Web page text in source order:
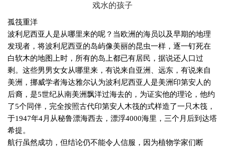
戏水的孩子
孤筏重洋
波利尼西亚人是从哪里来的呢？当欧洲的海员以及早期的地理
发现者，将波利尼西亚的岛屿像美丽的昆虫一样，逐一钉死在
白软木的地图上时，所有的岛上都已有居民，据说还人口过
剩。这些男男女女从哪里来，有说来自亚洲、远东，有说来自
美洲，挪威学者海达雅尔认为波利尼西亚人是美洲印第安人的
后裔，是5世纪从南美洲飘洋过海去的，为证实他的理论，他约
了5个同伴，完全按照古代印第安人木筏的式样造了一只木筏，
于1947年4月从秘鲁漂海西去，漂浮4000海里，三个月后到达塔
希提。
航行虽然成功，但结论仍不能令人信服，因为植物学家们断